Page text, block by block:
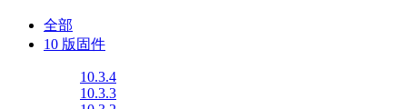
全部
10 版固件
10.3.4
10.3.3